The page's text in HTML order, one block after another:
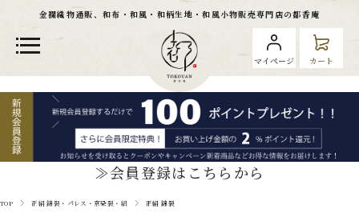
金襴織物通販、和布・和風・和柄生地・和風小物販売専門店の都香庵
マイページ カート
≫会員登録はこちらから
TOP 正絹 錦裂・パレス・京染裂・絽 正絹 錦裂